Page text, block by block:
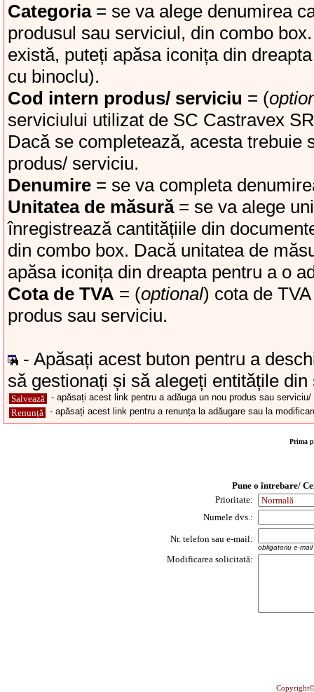
Categoria= se va alege denumirea
produsul sau serviciul, din combo
există, puteți apăsa iconița din
cu binoclu).
Cod intern produs/ serviciu = (
serviciului utilizat de SC Castravex
Dacă se completează, acesta trebuie
produs/ serviciu.
Denumire = se va completa
Unitatea de măsură= se va alege
înregistrează cantitățiile din
din combo box. Dacă unitatea de
apăsa iconița din dreapta pentru a o
Cota de TVA = (optional) cota de
produs sau serviciu.
- Apăsați acest buton pentru a
să gestionați și să alegeți entitățile din
Salvează - apăsați acest link pentru a adăuga un nou produs sau
Renunță - apăsați acest link pentru a renunța la adăugare sau la
Prima
Pune o întrebare/
Prioritate:
Numele dvs.:
Nr. telefon sau e-mail:
obligatoriu e-
Modificarea solicitată: